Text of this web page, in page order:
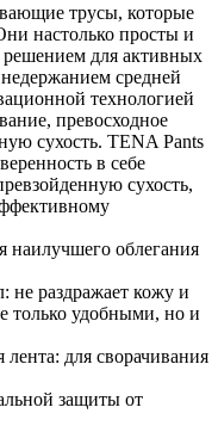
трусы, которые
настолько просты и
для активных
средней
технологией
превосходное
сухость. TENA Pants
в себе
сухость,
наилучшего облегания
не раздражает кожу и
только удобными, но и
для сворачивания
защиты от